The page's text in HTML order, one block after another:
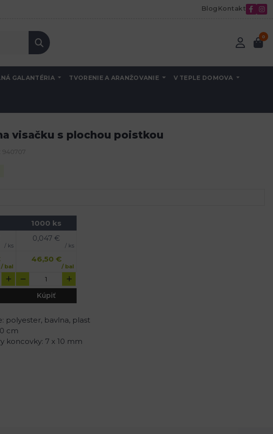
Blog Kontakt
0
GALANTÉRIA TVORENIE A ARANŽOVANIE V TEPLE DOMOVA
visačku s plochou poistkou
940707
/ ks
/ bal
1000 ks
0,047 €
/ ks
46,50 €
/ bal
Kúpiť
polyester, bavlna, plast
cm
koncovky: 7 x 10 mm